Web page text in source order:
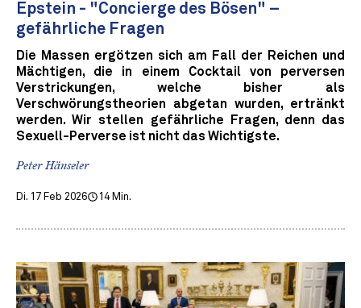
Epstein - "Concierge des Bösen" –
gefährliche Fragen
Die Massen ergötzen sich am Fall der Reichen und
Mächtigen, die in einem Cocktail von perversen
Verstrickungen, welche bisher als
Verschwörungstheorien abgetan wurden, ertränkt
werden. Wir stellen gefährliche Fragen, denn das
Sexuell-Perverse ist nicht das Wichtigste.
Peter Hänseler
Di. 17 Feb 2026 14 Min.